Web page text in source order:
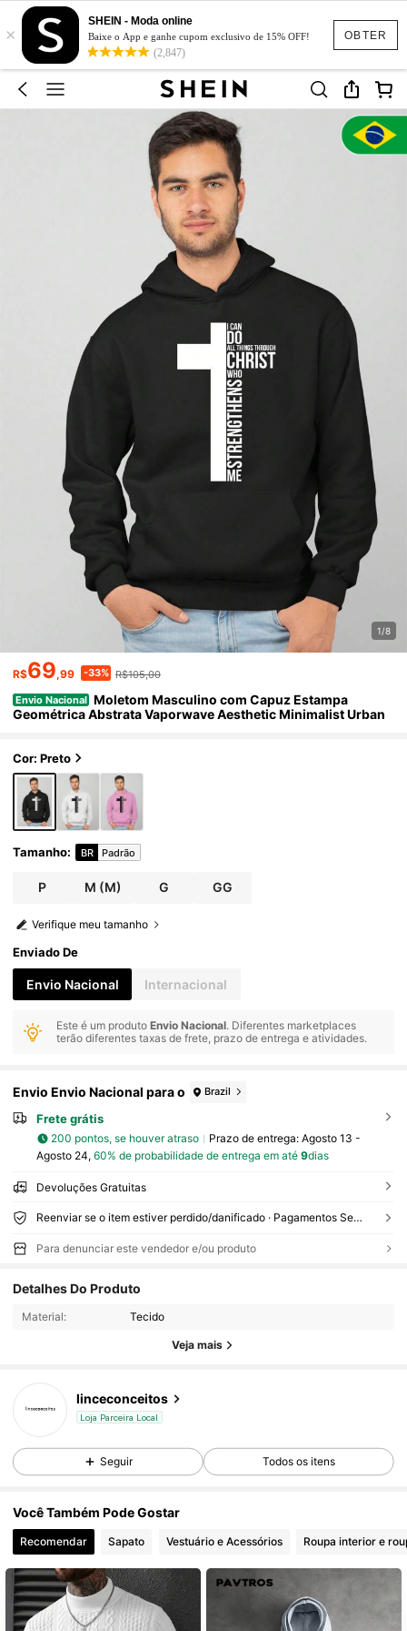
OBTER
×
SHEIN - Moda online
Baixe o App e ganhe cupom exclusivo de 15% OFF!
(2,847)
1/8
R$69,99 -33% R$105,00
Envio Nacional Moletom Masculino com Capuz Estampa
Geométrica Abstrata Vaporwave Aesthetic Minimalist Urban
Cor: Preto
Tamanho: BR Padrão
P M (M) G GG
Verifique meu tamanho
Enviado De
Envio Nacional Internacional
Este é um produtoEnvio Nacional. Diferentes marketplaces
terão diferentes taxas de frete, prazo de entrega e atividades.
Envio Envio Nacional para o Brazil
Frete grátis
200 pontos, se houver atraso Prazo de entrega: Agosto 13 -
Agosto 24, 60% de probabilidade de entrega em até 9dias
Devoluções Gratuitas
Reenviar se o item estiver perdido/danificado · Pagamentos Seguros · Proteção de privacidade
Para denunciar este vendedor e/ou produto
Detalhes Do Produto
Material: Tecido
Veja mais
linceconceitos
Loja Parceira Local
Seguir Todos os itens
Você Também Pode Gostar
Recomendar Sapato Vestuário e Acessórios Roupa interior e